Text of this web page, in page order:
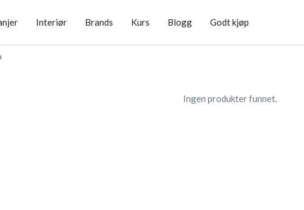
Interiør Brands Kurs Blogg Godt kjøp
Ingen produkter funnet.